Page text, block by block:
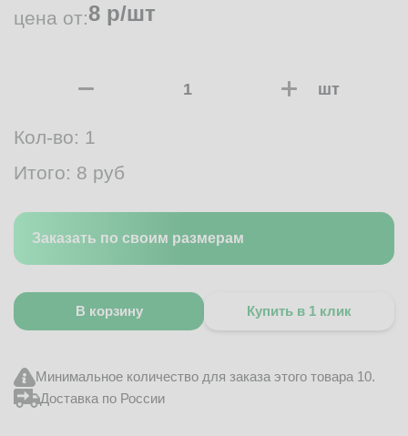
цена от:8 р/шт
шт
Кол-во: 1
Итого: 8 руб
Заказать по своим размерам
В корзину Купить в 1 клик
Минимальное количество для заказа этого товара 10.
Доставка по России